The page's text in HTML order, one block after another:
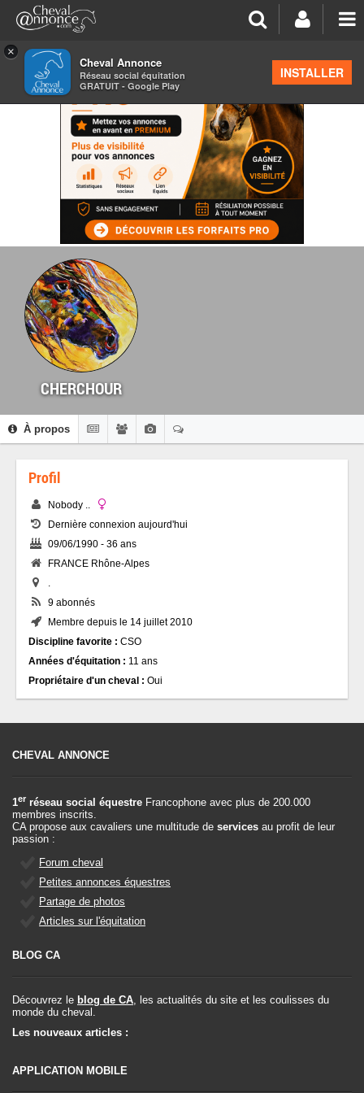
×
Cheval Annonce
Réseau social équitation
GRATUIT - Google Play
INSTALLER
CHERCHOUR
À propos
Profil
Nobody ..
Dernière connexion aujourd'hui
09/06/1990 - 36 ans
FRANCE Rhône-Alpes
.
9 abonnés
Membre depuis le 14 juillet 2010
Discipline favorite : CSO
Années d'équitation : 11 ans
Propriétaire d'un cheval : Oui
CHEVAL ANNONCE
1er réseau social équestre Francophone avec plus de 200.000
membres inscrits.
CA propose aux cavaliers une multitude de services au profit de leur
passion :
Forum cheval
Petites annonces équestres
Partage de photos
Articles sur l'équitation
BLOG CA
Découvrez le blog de CA, les actualités du site et les coulisses du
monde du cheval.
Les nouveaux articles :
APPLICATION MOBILE